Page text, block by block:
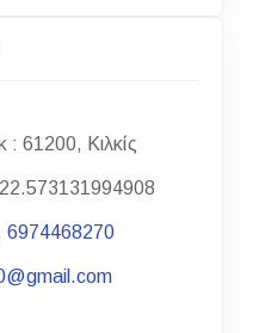
: 61200, Κιλκίς
6974468270